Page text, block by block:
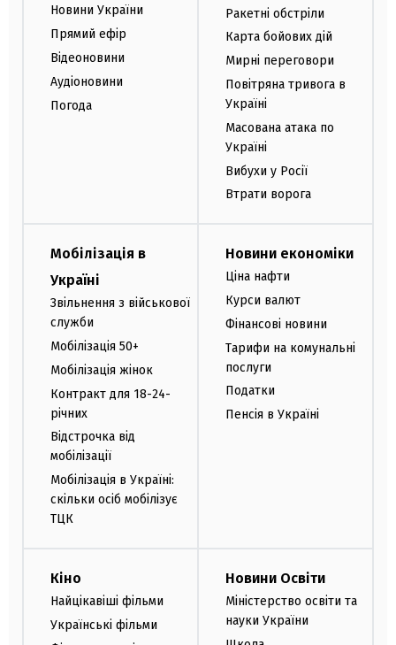
Новини України
Прямий ефір
Відеоновини
Аудіоновини
Погода
Ракетні обстріли
Карта бойових дій
Мирні переговори
Повітряна тривога в
Україні
Масована атака по
Україні
Вибухи у Росії
Втрати ворога
Мобілізація в
Україні
Звільнення з військової
служби
Мобілізація 50+
Мобілізація жінок
Контракт для 18-24-
річних
Відстрочка від
мобілізації
Мобілізація в Україні:
скільки осіб мобілізує
ТЦК
Новини економіки
Ціна нафти
Курси валют
Фінансові новини
Тарифи на комунальні
послуги
Податки
Пенсія в Україні
Кіно
Найцікавіші фільми
Українські фільми
Новини Освіти
Міністерство освіти та
науки України